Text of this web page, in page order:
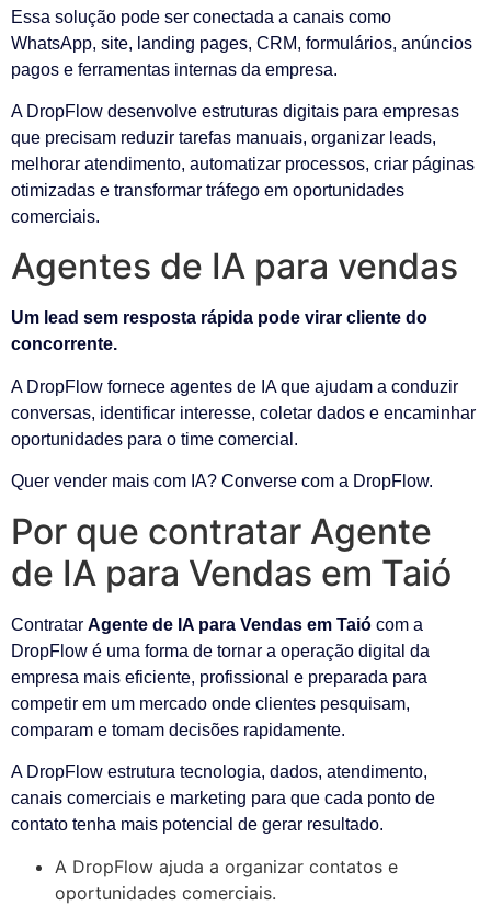
Essa solução pode ser conectada a canais como
WhatsApp, site, landing pages, CRM, formulários, anúncios
pagos e ferramentas internas da empresa.
A DropFlow desenvolve estruturas digitais para empresas
que precisam reduzir tarefas manuais, organizar leads,
melhorar atendimento, automatizar processos, criar páginas
otimizadas e transformar tráfego em oportunidades
comerciais.
Agentes de IA para vendas
Um lead sem resposta rápida pode virar cliente do
concorrente.
A DropFlow fornece agentes de IA que ajudam a conduzir
conversas, identificar interesse, coletar dados e encaminhar
oportunidades para o time comercial.
Quer vender mais com IA? Converse com a DropFlow.
Por que contratar Agente
de IA para Vendas em Taió
Contratar Agente de IA para Vendas em Taió com a
DropFlow é uma forma de tornar a operação digital da
empresa mais eficiente, profissional e preparada para
competir em um mercado onde clientes pesquisam,
comparam e tomam decisões rapidamente.
A DropFlow estrutura tecnologia, dados, atendimento,
canais comerciais e marketing para que cada ponto de
contato tenha mais potencial de gerar resultado.
A DropFlow ajuda a organizar contatos e
oportunidades comerciais.